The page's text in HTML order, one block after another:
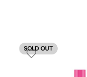
SOLD OUT